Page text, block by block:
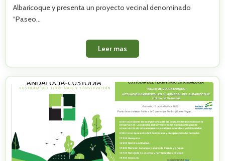
Albaricoque y presenta un proyecto vecinal denominado
“Paseo…
Leer mas